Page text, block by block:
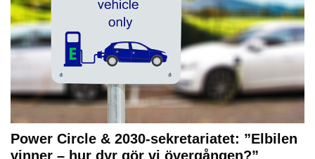
Power Circle & 2030-sekretariatet: ”Elbilen
vinner – hur dyr gör vi övergången?”